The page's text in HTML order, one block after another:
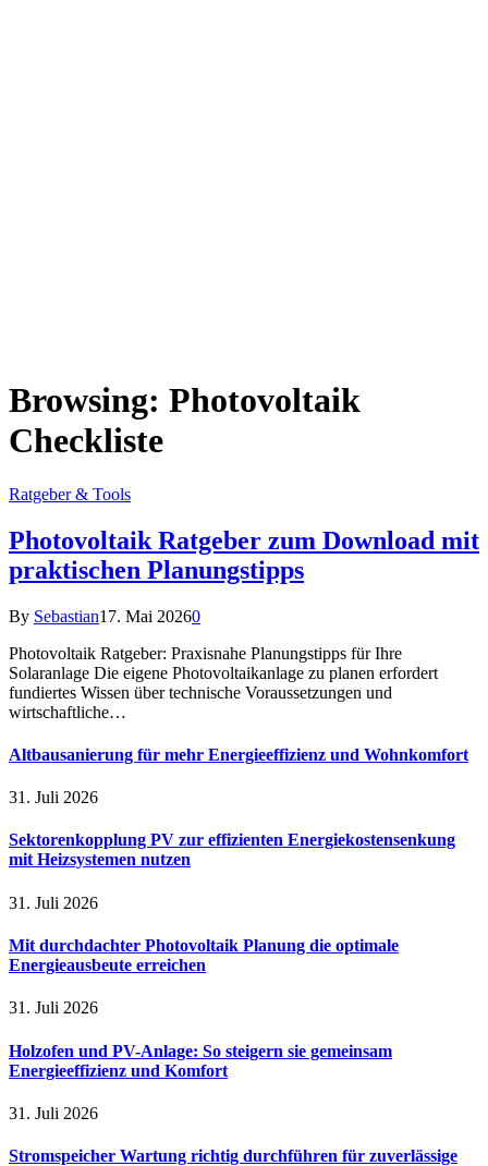
Browsing: Photovoltaik
Checkliste
Ratgeber & Tools
Photovoltaik Ratgeber zum Download mit
praktischen Planungstipps
By Sebastian17. Mai 20260
Photovoltaik Ratgeber: Praxisnahe Planungstipps für Ihre
Solaranlage Die eigene Photovoltaikanlage zu planen erfordert
fundiertes Wissen über technische Voraussetzungen und
wirtschaftliche…
Altbausanierung für mehr Energieeffizienz und Wohnkomfort
31. Juli 2026
Sektorenkopplung PV zur effizienten Energiekostensenkung
mit Heizsystemen nutzen
31. Juli 2026
Mit durchdachter Photovoltaik Planung die optimale
Energieausbeute erreichen
31. Juli 2026
Holzofen und PV-Anlage: So steigern sie gemeinsam
Energieeffizienz und Komfort
31. Juli 2026
Stromspeicher Wartung richtig durchführen für zuverlässige